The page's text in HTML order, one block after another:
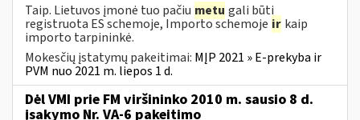
Taip. Lietuvos įmonė tuo pačiu metu gali būti
registruota ES schemoje, Importo schemoje ir kaip
importo tarpininkė.
Mokesčių įstatymų pakeitimai: MĮP 2021 » E-prekyba ir
PVM nuo 2021 m. liepos 1 d.
Dėl VMI prie FM viršininko 2010 m. sausio 8 d.
įsakymo Nr. VA-6 pakeitimo